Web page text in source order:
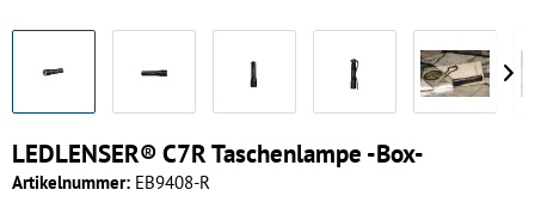
LEDLENSER® C7R Taschenlampe -Box-
Artikelnummer: EB9408-R